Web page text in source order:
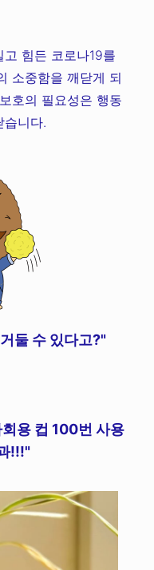
힘든 코로나19를
소중함을 깨닫게 되
호의 필요성은 행동
습니다.
둘 수 있다고?"
용 컵 100번 사용
!!!"